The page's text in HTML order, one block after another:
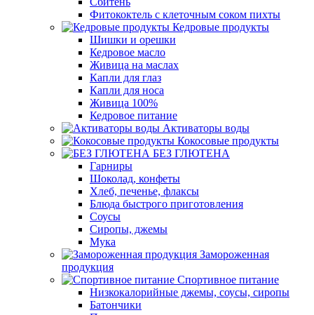
Фитококтель с клеточным соком пихты
Кедровые продукты
Шишки и орешки
Кедровое масло
Живица на маслах
Капли для глаз
Капли для носа
Живица 100%
Кедровое питание
Активаторы воды
Кокосовые продукты
БЕЗ ГЛЮТЕНА
Гарниры
Шоколад, конфеты
Хлеб, печенье, флаксы
Блюда быстрого приготовления
Соусы
Сиропы, джемы
Мука
Замороженная
продукция
Спортивное питание
Низкокалорийные джемы, соусы, сиропы
Батончики